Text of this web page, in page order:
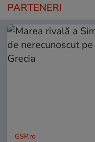
PARTENERI
GSP.ro